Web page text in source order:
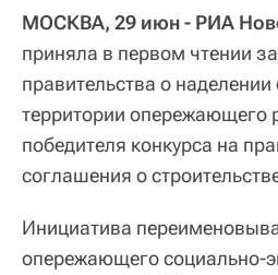
МОСКВА, 29 июн - РИА
приняла в первом чтении
правительства о наделении
территории опережающего
победителя конкурса на
соглашения о
Инициатива
опережающего социально-